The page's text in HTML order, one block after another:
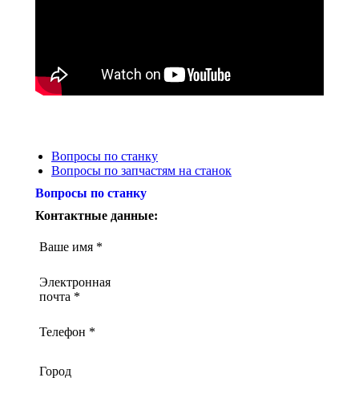
Вопросы по станку
Вопросы по запчастям на станок
Вопросы по станку
Контактные данные:
Ваше имя *
Электронная
почта *
Телефон *
Город